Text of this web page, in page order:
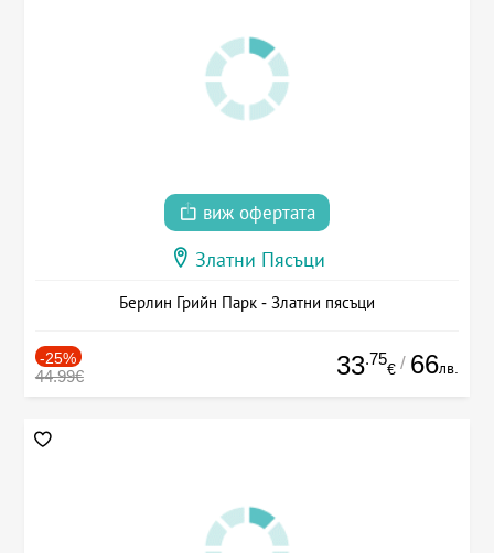
виж офертата
Златни Пясъци
Берлин Грийн Парк - Златни пясъци
-25%
44.99€ 33.75
€ / 66лв.